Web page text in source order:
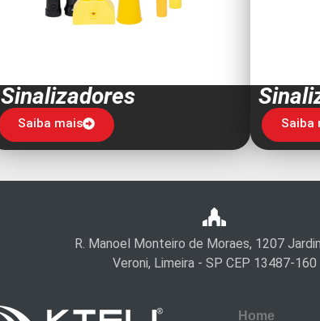
Sinalizadores
Saiba mais Saiba
R. Manoel Monteiro de Moraes, 1207
Veroni, Limeira - SP CEP 13487-160
Home